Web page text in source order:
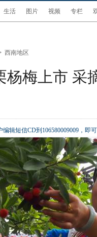
生活 图片 视频 专栏
西南地区
杨梅上市 采
编辑短信CD到106580009009，即